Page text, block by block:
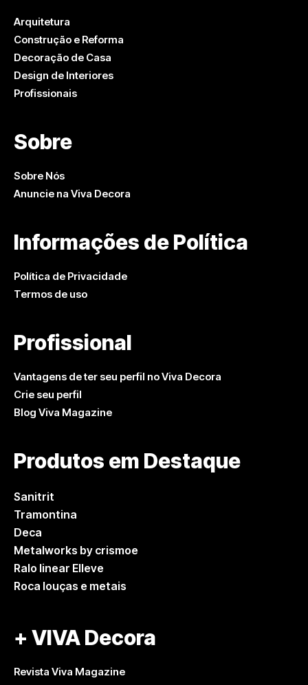
Arquitetura
Construção e Reforma
Decoração de Casa
Design de Interiores
Profissionais
Sobre
Sobre Nós
Anuncie na Viva Decora
Informações de Política
Política de Privacidade
Termos de uso
Profissional
Vantagens de ter seu perfil no Viva Decora
Crie seu perfil
Blog Viva Magazine
Produtos em Destaque
Sanitrit
Tramontina
Deca
Metalworks by crismoe
Ralo linear Elleve
Roca louças e metais
+ VIVA Decora
Revista Viva Magazine